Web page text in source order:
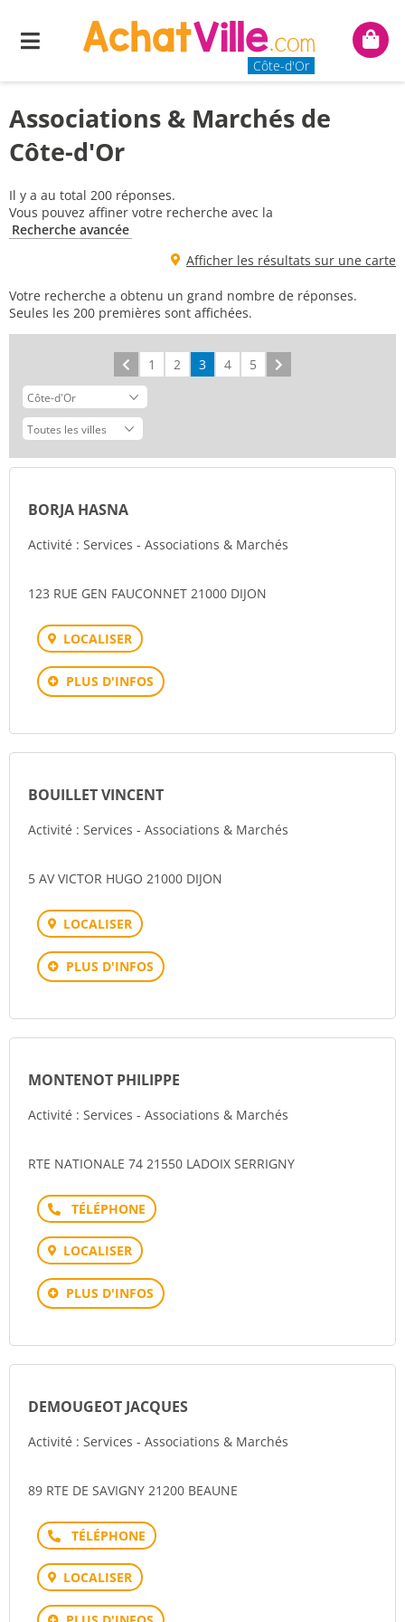
Menu
Côte-d'Or
Mon
Associations & Marchés de
Côte-d'Or
Il y a au total 200 réponses.
Vous pouvez affiner votre recherche avec la
Recherche avancée
Afficher les résultats sur une carte
Votre recherche a obtenu un grand nombre de réponses.
Seules les 200 premières sont affichées.
Précédent
1 2 3 4 5
BORJA HASNA
Activité : Services - Associations & Marchés
123 RUE GEN FAUCONNET 21000 DIJON
LOCALISER
PLUS D'INFOS
BOUILLET VINCENT
Activité : Services - Associations & Marchés
5 AV VICTOR HUGO 21000 DIJON
LOCALISER
PLUS D'INFOS
MONTENOT PHILIPPE
Activité : Services - Associations & Marchés
RTE NATIONALE 74 21550 LADOIX SERRIGNY
Téléphone
LOCALISER
PLUS D'INFOS
DEMOUGEOT JACQUES
Activité : Services - Associations & Marchés
89 RTE DE SAVIGNY 21200 BEAUNE
Téléphone
LOCALISER